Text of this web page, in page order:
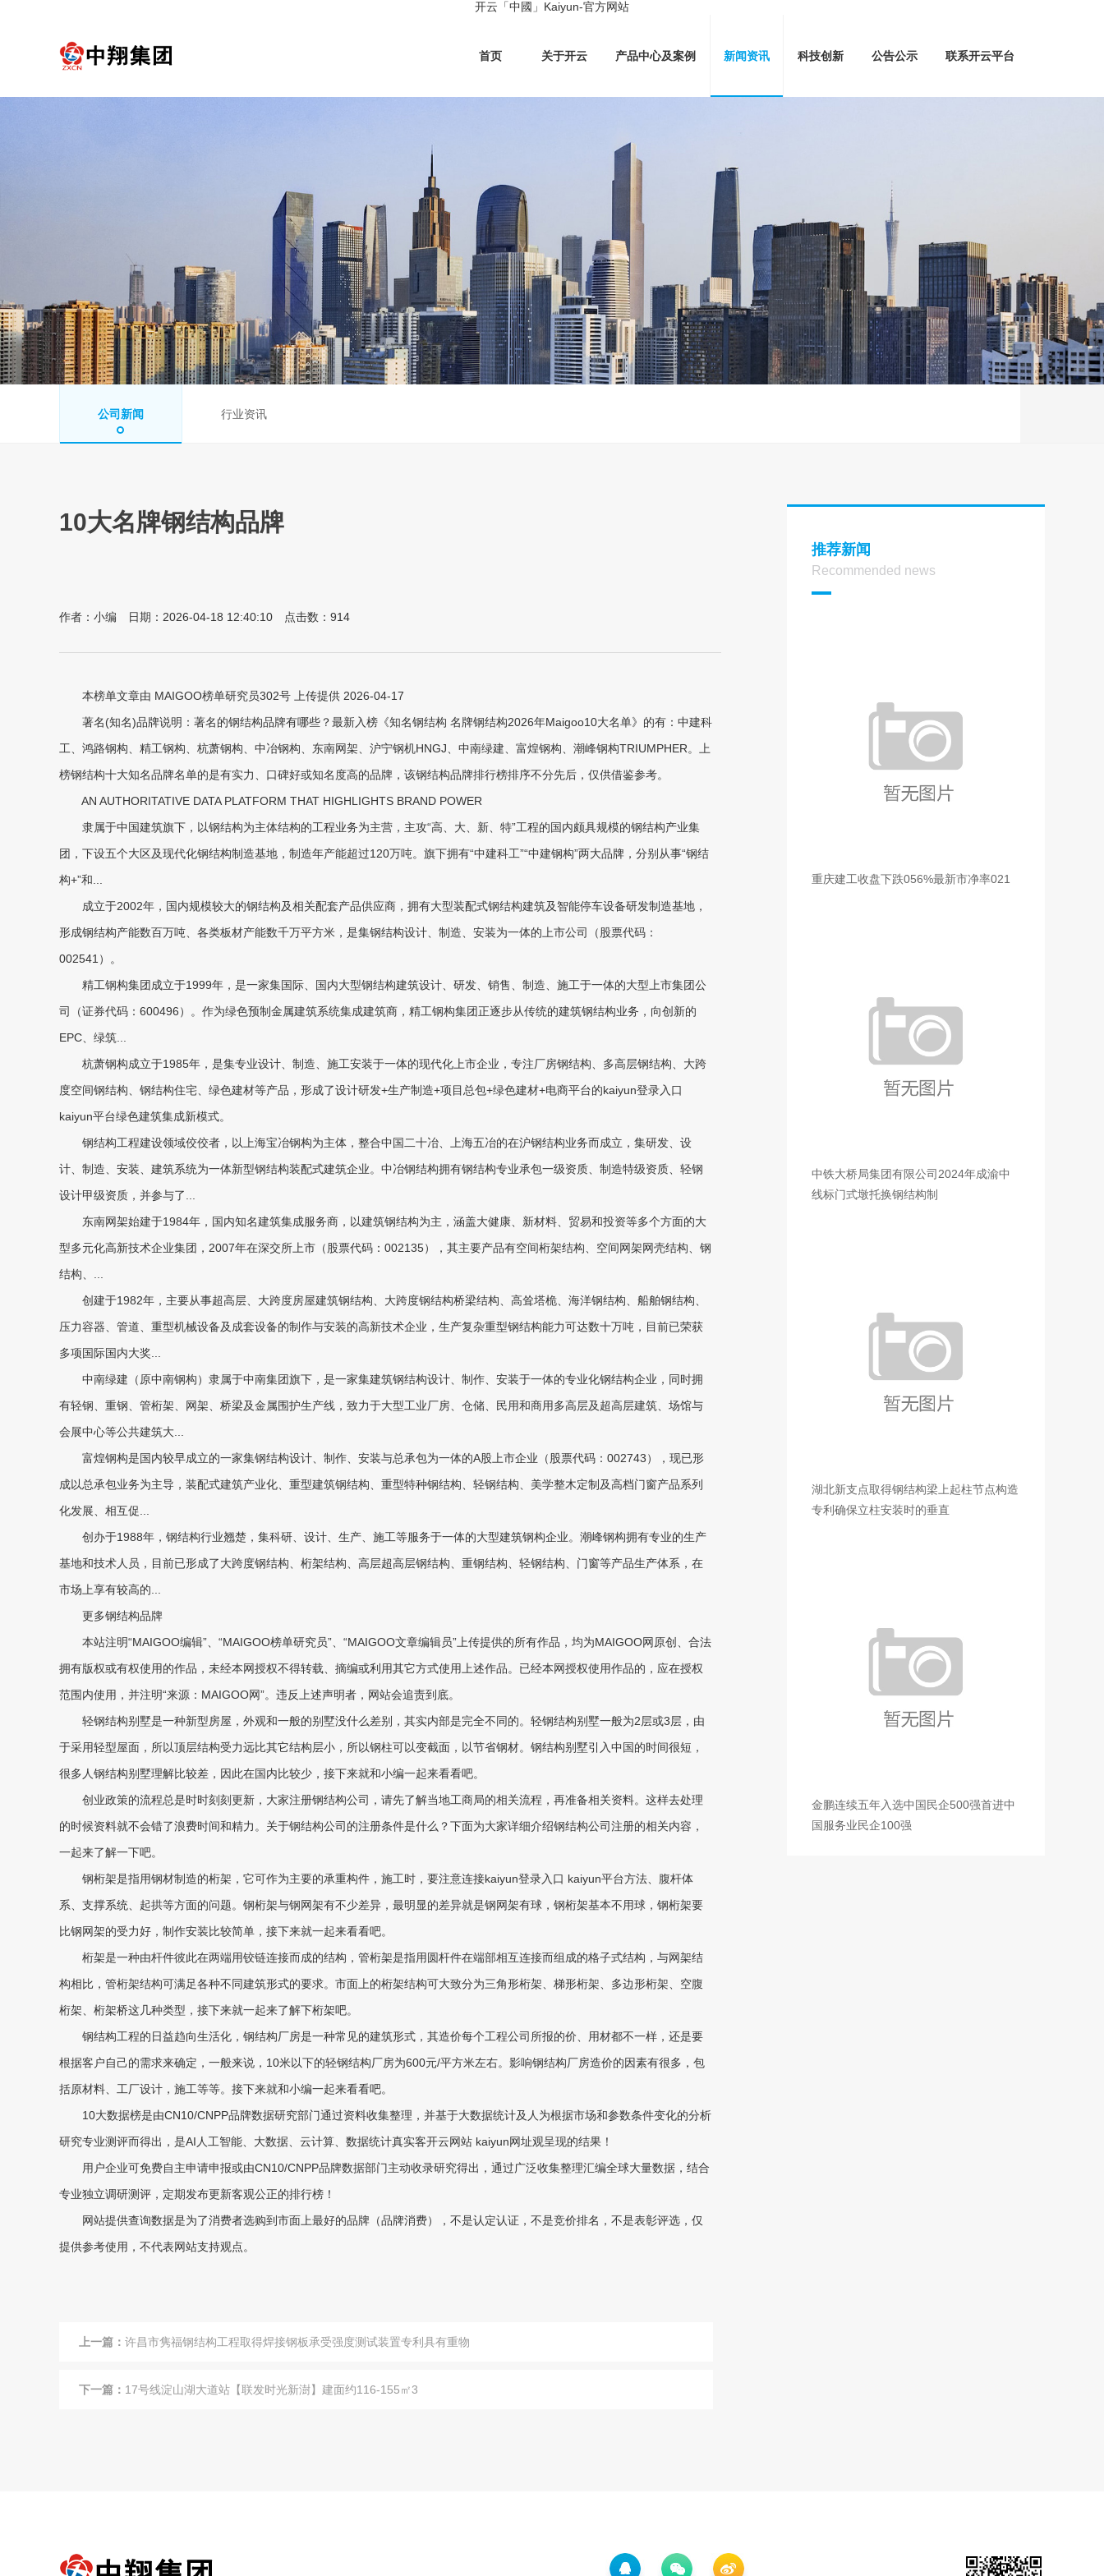
开云「中國」Kaiyun-官方网站
首页 关于开云 产品中心及案例 新闻资讯 科技创新 公告公示 联系开云平台
公司新闻 行业资讯
10大名牌钢结构品牌
作者：小编 日期：2026-04-18 12:40:10 点击数： 914
本榜单文章由 MAIGOO榜单研究员302号 上传提供 2026-04-17
著名(知名)品牌说明：著名的钢结构品牌有哪些？最新入榜《知名钢结构 名牌钢结构2026年Maigoo10大名单》的有：中建科
工、鸿路钢构、精工钢构、杭萧钢构、中冶钢构、东南网架、沪宁钢机HNGJ、中南绿建、富煌钢构、潮峰钢构TRIUMPHER。上
榜钢结构十大知名品牌名单的是有实力、口碑好或知名度高的品牌，该钢结构品牌排行榜排序不分先后，仅供借鉴参考。
AN AUTHORITATIVE DATA PLATFORM THAT HIGHLIGHTS BRAND POWER
隶属于中国建筑旗下，以钢结构为主体结构的工程业务为主营，主攻“高、大、新、特”工程的国内颇具规模的钢结构产业集
团，下设五个大区及现代化钢结构制造基地，制造年产能超过120万吨。旗下拥有“中建科工”“中建钢构”两大品牌，分别从事“钢结
构+”和...
成立于2002年，国内规模较大的钢结构及相关配套产品供应商，拥有大型装配式钢结构建筑及智能停车设备研发制造基地，
形成钢结构产能数百万吨、各类板材产能数千万平方米，是集钢结构设计、制造、安装为一体的上市公司（股票代码：
002541）。
精工钢构集团成立于1999年，是一家集国际、国内大型钢结构建筑设计、研发、销售、制造、施工于一体的大型上市集团公
司（证券代码：600496）。作为绿色预制金属建筑系统集成建筑商，精工钢构集团正逐步从传统的建筑钢结构业务，向创新的
EPC、绿筑...
杭萧钢构成立于1985年，是集专业设计、制造、施工安装于一体的现代化上市企业，专注厂房钢结构、多高层钢结构、大跨
度空间钢结构、钢结构住宅、绿色建材等产品，形成了设计研发+生产制造+项目总包+绿色建材+电商平台的kaiyun登录入口
kaiyun平台绿色建筑集成新模式。
钢结构工程建设领域佼佼者，以上海宝冶钢构为主体，整合中国二十冶、上海五冶的在沪钢结构业务而成立，集研发、设
计、制造、安装、建筑系统为一体新型钢结构装配式建筑企业。中冶钢结构拥有钢结构专业承包一级资质、制造特级资质、轻钢
设计甲级资质，并参与了...
东南网架始建于1984年，国内知名建筑集成服务商，以建筑钢结构为主，涵盖大健康、新材料、贸易和投资等多个方面的大
型多元化高新技术企业集团，2007年在深交所上市（股票代码：002135），其主要产品有空间桁架结构、空间网架网壳结构、钢
结构、...
创建于1982年，主要从事超高层、大跨度房屋建筑钢结构、大跨度钢结构桥梁结构、高耸塔桅、海洋钢结构、船舶钢结构、
压力容器、管道、重型机械设备及成套设备的制作与安装的高新技术企业，生产复杂重型钢结构能力可达数十万吨，目前已荣获
多项国际国内大奖...
中南绿建（原中南钢构）隶属于中南集团旗下，是一家集建筑钢结构设计、制作、安装于一体的专业化钢结构企业，同时拥
有轻钢、重钢、管桁架、网架、桥梁及金属围护生产线，致力于大型工业厂房、仓储、民用和商用多高层及超高层建筑、场馆与
会展中心等公共建筑大...
富煌钢构是国内较早成立的一家集钢结构设计、制作、安装与总承包为一体的A股上市企业（股票代码：002743），现已形
成以总承包业务为主导，装配式建筑产业化、重型建筑钢结构、重型特种钢结构、轻钢结构、美学整木定制及高档门窗产品系列
化发展、相互促...
创办于1988年，钢结构行业翘楚，集科研、设计、生产、施工等服务于一体的大型建筑钢构企业。潮峰钢构拥有专业的生产
基地和技术人员，目前已形成了大跨度钢结构、桁架结构、高层超高层钢结构、重钢结构、轻钢结构、门窗等产品生产体系，在
市场上享有较高的...
更多钢结构品牌
本站注明“MAIGOO编辑”、“MAIGOO榜单研究员”、“MAIGOO文章编辑员”上传提供的所有作品，均为MAIGOO网原创、合法
拥有版权或有权使用的作品，未经本网授权不得转载、摘编或利用其它方式使用上述作品。已经本网授权使用作品的，应在授权
范围内使用，并注明“来源：MAIGOO网”。违反上述声明者，网站会追责到底。
轻钢结构别墅是一种新型房屋，外观和一般的别墅没什么差别，其实内部是完全不同的。轻钢结构别墅一般为2层或3层，由
于采用轻型屋面，所以顶层结构受力远比其它结构层小，所以钢柱可以变截面，以节省钢材。钢结构别墅引入中国的时间很短，
很多人钢结构别墅理解比较差，因此在国内比较少，接下来就和小编一起来看看吧。
创业政策的流程总是时时刻刻更新，大家注册钢结构公司，请先了解当地工商局的相关流程，再准备相关资料。这样去处理
的时候资料就不会错了浪费时间和精力。关于钢结构公司的注册条件是什么？下面为大家详细介绍钢结构公司注册的相关内容，
一起来了解一下吧。
钢桁架是指用钢材制造的桁架，它可作为主要的承重构件，施工时，要注意连接kaiyun登录入口 kaiyun平台方法、腹杆体
系、支撑系统、起拱等方面的问题。钢桁架与钢网架有不少差异，最明显的差异就是钢网架有球，钢桁架基本不用球，钢桁架要
比钢网架的受力好，制作安装比较简单，接下来就一起来看看吧。
桁架是一种由杆件彼此在两端用铰链连接而成的结构，管桁架是指用圆杆件在端部相互连接而组成的格子式结构，与网架结
构相比，管桁架结构可满足各种不同建筑形式的要求。市面上的桁架结构可大致分为三角形桁架、梯形桁架、多边形桁架、空腹
桁架、桁架桥这几种类型，接下来就一起来了解下桁架吧。
钢结构工程的日益趋向生活化，钢结构厂房是一种常见的建筑形式，其造价每个工程公司所报的价、用材都不一样，还是要
根据客户自己的需求来确定，一般来说，10米以下的轻钢结构厂房为600元/平方米左右。影响钢结构厂房造价的因素有很多，包
括原材料、工厂设计，施工等等。接下来就和小编一起来看看吧。
10大数据榜是由CN10/CNPP品牌数据研究部门通过资料收集整理，并基于大数据统计及人为根据市场和参数条件变化的分析
研究专业测评而得出，是AI人工智能、大数据、云计算、数据统计真实客开云网站 kaiyun网址观呈现的结果！
用户企业可免费自主申请申报或由CN10/CNPP品牌数据部门主动收录研究得出，通过广泛收集整理汇编全球大量数据，结合
专业独立调研测评，定期发布更新客观公正的排行榜！
网站提供查询数据是为了消费者选购到市面上最好的品牌（品牌消费），不是认定认证，不是竞价排名，不是表彰评选，仅
提供参考使用，不代表网站支持观点。
上一篇： 许昌市隽福钢结构工程取得焊接钢板承受强度测试装置专利具有重物
下一篇： 17号线淀山湖大道站【联发时光新澍】建面约116-155㎡3
推荐新闻
Recommended news
重庆建工收盘下跌056%最新市净率021
中铁大桥局集团有限公司2024年成渝中
线标门式墩托换钢结构制
湖北新支点取得钢结构梁上起柱节点构造
专利确保立柱安装时的垂直
金鹏连续五年入选中国民企500强首进中
国服务业民企100强